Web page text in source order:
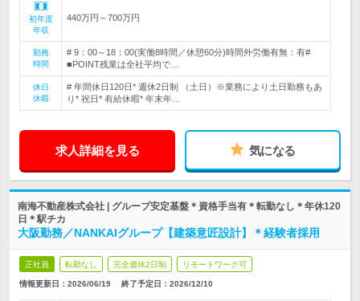
初年度
年収
440万円～700万円
勤務
時間
# 9：00～18：00(実働8時間／休憩60分)時間外労働有無：有#
■POINT残業は全社平均で…
休日
休暇
# 年間休日120日* 週休2日制 （土日）※業務により土日勤務もあ
り* 祝日* 有給休暇* 年末年…
求人詳細を見る 気になる
南海不動産株式会社 | グループ安定基盤＊資格手当有＊転勤なし＊年休120
日＊駅チカ
大阪勤務／NANKAIグループ【建築意匠設計】＊経験者採用
正社員 転勤なし 完全週休2日制 リモートワーク可
情報更新日：2026/06/19 終了予定日： 2026/12/10